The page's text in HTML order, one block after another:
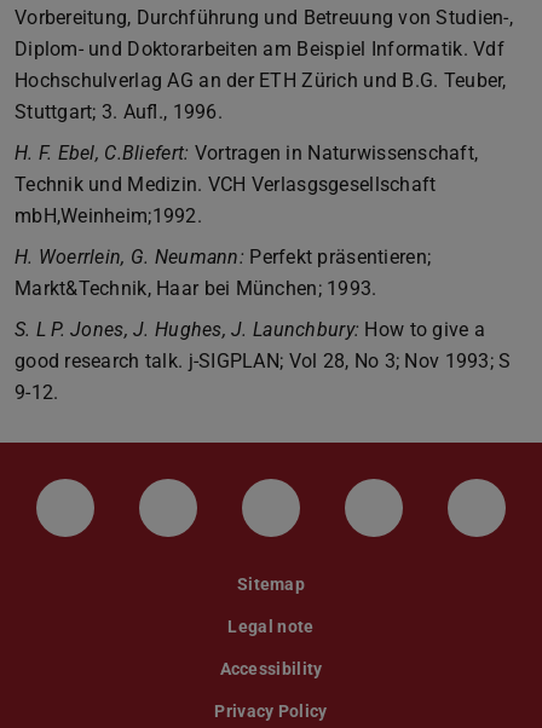
Vorbereitung, Durchführung und Betreuung von Studien-,
Diplom- und Doktorarbeiten am Beispiel Informatik. Vdf
Hochschulverlag AG an der ETH Zürich und B.G. Teuber,
Stuttgart; 3. Aufl., 1996.
H. F. Ebel, C.Bliefert: Vortragen in Naturwissenschaft,
Technik und Medizin. VCH Verlasgsgesellschaft
mbH,Weinheim;1992.
H. Woerrlein, G. Neumann: Perfekt präsentieren;
Markt&Technik, Haar bei München; 1993.
S. L P. Jones, J. Hughes, J. Launchbury: How to give a
good research talk. j-SIGPLAN; Vol 28, No 3; Nov 1993; S
9-12.
LinkedIn-Seite der TU Darmstadt
Instagram-Kanal der TU
Bluesky-Kanal der TU
Facebook-
Sitemap
Legal note
Accessibility
Privacy Policy